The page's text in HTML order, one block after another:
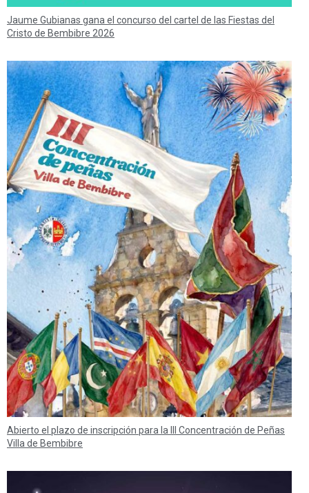
Jaume Gubianas gana el concurso del cartel de las Fiestas del
Cristo de Bembibre 2026
Abierto el plazo de inscripción para la III Concentración de Peñas
Villa de Bembibre